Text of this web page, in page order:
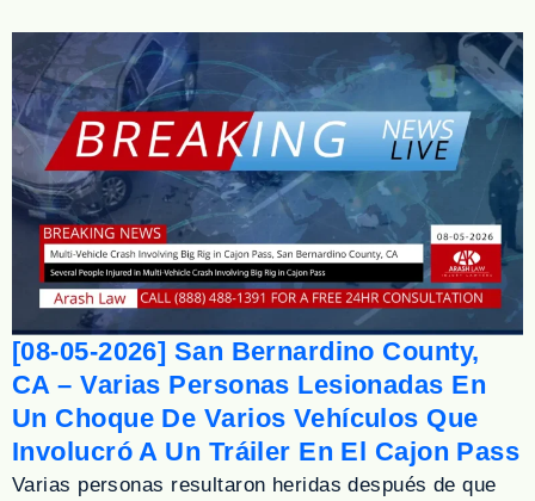
[08-05-2026] San Bernardino County,
CA – Varias Personas Lesionadas En
Un Choque De Varios Vehículos Que
Involucró A Un Tráiler En El Cajon Pass
Varias personas resultaron heridas después de que